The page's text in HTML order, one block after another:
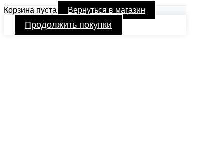
Корзина пуста Вернуться в магазин
Продолжить покупки